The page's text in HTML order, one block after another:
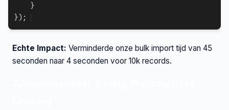
}
}) ;
Echte Impact: Verminderde onze bulk import tijd van 45
seconden naar 4 seconden voor 10k records.